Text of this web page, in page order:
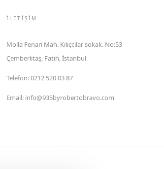
İLETIŞIM
Molla Fenari Mah. Kılıçcılar sokak. No:53
Çemberlitaş, Fatih, İstanbul
Telefon:0212 520 03 87
Email: info@935byrobertobravo.com